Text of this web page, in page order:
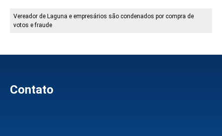
Vereador de Laguna e empresários são condenados por compra de
votos e fraude
Contato